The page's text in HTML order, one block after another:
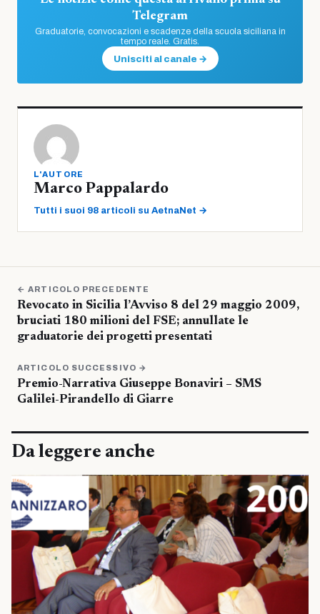
Telegram
Graduatorie, convocazioni e scadenze della scuola siciliana in
tempo reale. Gratis.
Unisciti al canale →
L'AUTORE
Marco Pappalardo
Tutti i suoi 98 articoli su AetnaNet →
← ARTICOLO PRECEDENTE
Revocato in Sicilia l’Avviso 8 del 29 maggio 2009,
bruciati 180 milioni del FSE; annullate le
graduatorie dei progetti presentati
ARTICOLO SUCCESSIVO →
Premio-Narrativa Giuseppe Bonaviri – SMS
Galilei-Pirandello di Giarre
Da leggere anche